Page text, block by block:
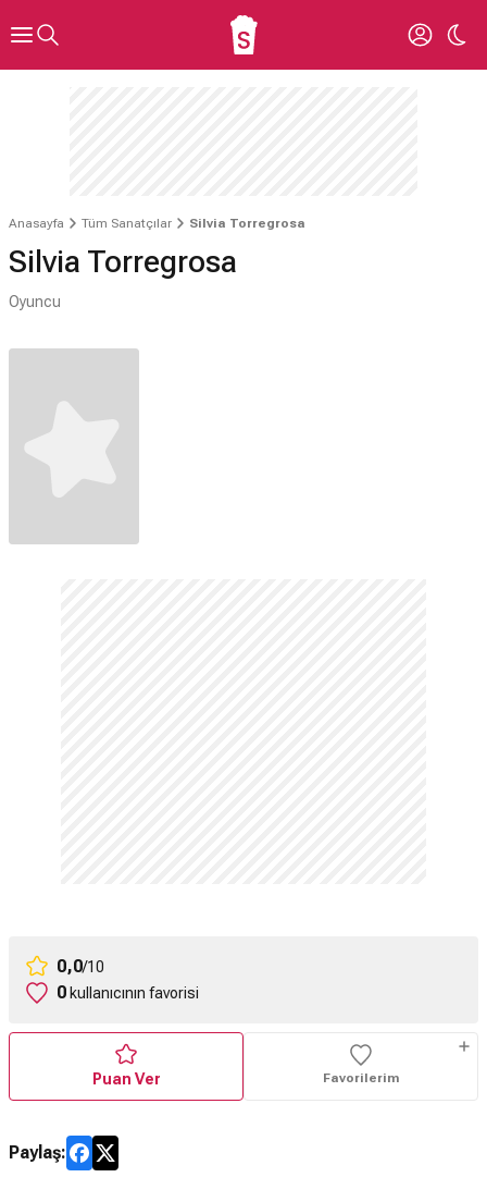
Anasayfa Tüm Sanatçılar Silvia Torregrosa
Silvia Torregrosa
Oyuncu
0,0/10
0kullanıcının favorisi
Puan Ver Favorilerim
Paylaş: